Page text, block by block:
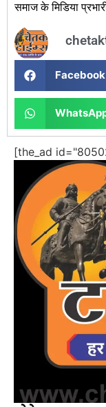
समाज के मिडिया
Facebook
[the_ad